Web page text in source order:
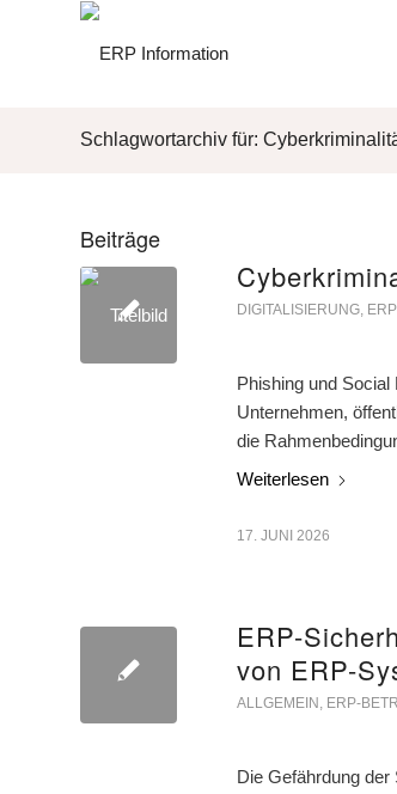
Schlagwortarchiv für:
Beiträge
DIGITALISIERUNG
Phishing und
Unternehmen,
die
Weiterlesen
17. JUNI 2026
ERP-
von ERP-
ALLGEMEIN , ERP-
Die Gefährdung